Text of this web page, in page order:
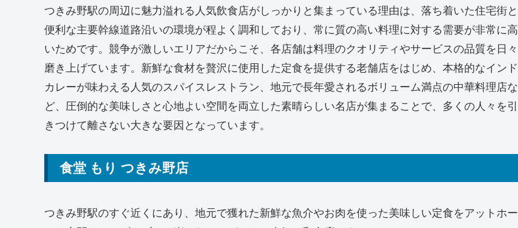
つきみ野駅の周辺に魅力溢れる人気飲食店がしっかりと集まっている理由は、落ち着いた住宅街と
便利な主要幹線道路沿いの環境が程よく調和しており、常に質の高い料理に対する需要が非常に高
いためです。競争が激しいエリアだからこそ、各店舗は料理のクオリティやサービスの品質を日々
磨き上げています。新鮮な食材を贅沢に使用した定食を提供する老舗店をはじめ、本格的なインド
カレーが味わえる人気のスパイスレストラン、地元で長年愛されるボリューム満点の中華料理店な
ど、圧倒的な美味しさと心地よい空間を両立した素晴らしい名店が集まることで、多くの人々を引
きつけて離さない大きな要因となっています。
食堂 もり つきみ野店
つきみ野駅のすぐ近くにあり、地元で獲れた新鮮な魚介やお肉を使った美味しい定食をアットホー